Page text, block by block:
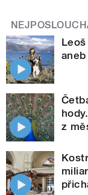
z